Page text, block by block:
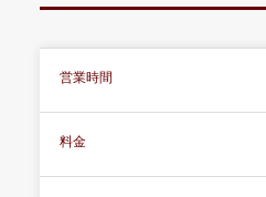
営業時間
料金